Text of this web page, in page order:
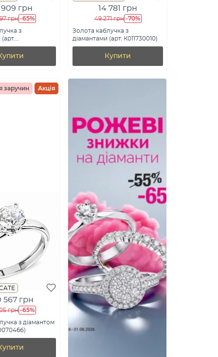
грн
грн -65%
з
14 781 грн
49 271 грн -70%
Золота каблучка з
діамантами (арт. К011730010)
Купити
заручин Акція
567 грн
грн -65%
з діамантом